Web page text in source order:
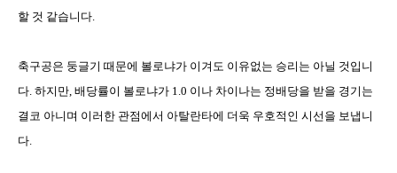
할 것 같습니다.
축구공은 둥글기 때문에 볼로냐가 이겨도 이유없는 승리는 아닐 것입니
다. 하지만, 배당률이 볼로냐가 1.0 이나 차이나는 정배당을 받을 경기는
결코 아니며 이러한 관점에서 아탈란타에 더욱 우호적인 시선을 보냅니
다.